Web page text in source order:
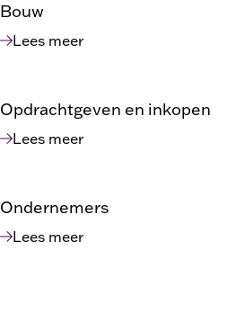
Bouw
Lees meer
Opdrachtgeven en inkopen
Lees meer
Ondernemers
Lees meer